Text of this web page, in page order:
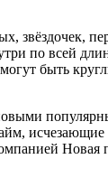
звёздочек,
по всей
быть
исчезающие
Новая